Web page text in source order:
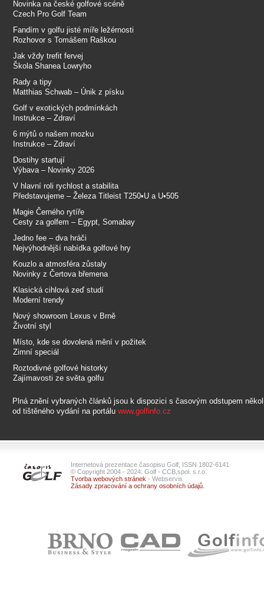
Novinka na české golfové scéně
Czech Pro Golf Team
Fandím v golfu jisté míře ležérnosti
Rozhovor s Tomášem Raškou
Jak vždy trefit fervej
Škola Shanea Lowryho
Rady a tipy
Matthias Schwab – Únik z písku
Golf v exotických podmínkách
Instrukce – Zdraví
6 mýtů o našem mozku
Instrukce – Zdraví
Dostihy startují
Výbava – Novinky 2026
V hlavní roli rychlost a stabilita
Představujeme – Železa Titleist T250•U a U•505
Magie Černého rytíře
Cesty za golfem – Egypt, Somabay
Jedno fee – dva hráči
Nejvýhodnější nabídka golfové hry
Kouzlo a atmosféra zůstaly
Novinky z Čertova břemena
Klasická cihlová zeď studí
Moderní trendy
Nový showroom Lexus v Brně
Životní styl
Místo, kde se dovolená mění v požitek
Zimní speciál
Roztodivné golfové historky
Zajímavosti ze světa golfu
Plná znění vybraných článků jsou k dispozici s časovým odstupem
od tištěného vydání na portálu www.golfinfo.cz
Internetová prezentace časopisu Golf, ISSN 1802-6141
© Copyright 2004 - 2024: Golf - CCB,spol. s.r.o.
Tvorba webových stránek - Webservis
Zásady zpracování a ochrany osobních údajů.